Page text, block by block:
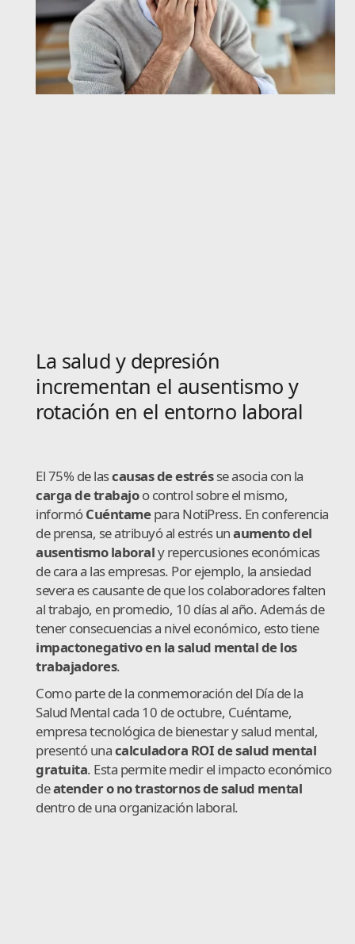
La salud y depresión
incrementan el ausentismo y
rotación en el entorno laboral
El 75% de lascausas de estrésse asocia con la
carga de trabajoo control sobre el mismo,
informóCuéntamepara NotiPress. En conferencia
de prensa, se atribuyó al estrés unaumento del
ausentismo laboraly repercusiones económicas
de cara a las empresas. Por ejemplo, la ansiedad
severa es causante de que los colaboradores falten
al trabajo, en promedio, 10 días al año. Además de
tener consecuencias a nivel económico, esto tiene
impactonegativo en la salud mental de los
trabajadores.
Como parte de la conmemoración del Día de la
Salud Mental cada 10 de octubre, Cuéntame,
empresa tecnológica de bienestar y salud mental,
presentó unacalculadora ROI de salud mental
gratuita. Esta permite medir el impacto económico
deatender o no trastornos de salud mental
dentro de una organización laboral.